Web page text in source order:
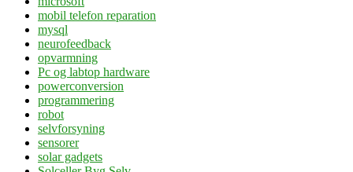
mobil telefon reparation
mysql
neurofeedback
opvarmning
Pc og labtop hardware
powerconversion
programmering
robot
selvforsyning
sensorer
solar gadgets